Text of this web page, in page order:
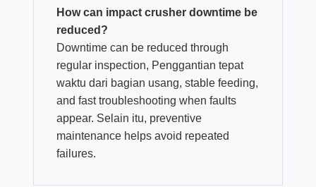
How can impact crusher downtime be
reduced ?
Downtime can be reduced through
regular inspection, Penggantian tepat
waktu dari bagian usang, stable feeding,
and fast troubleshooting when faults
appear. Selain itu, preventive
maintenance helps avoid repeated
failures.